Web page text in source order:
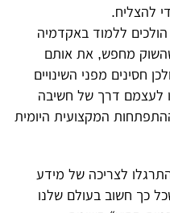
להצליח.
ללמוד באקדמיה
מחפש, את אותם
חסינים מפני השינויים
לעצמם דרך של חשיבה
המקצועית היומית
לצריכה של מידע
כך חשוב בעולם שלנו